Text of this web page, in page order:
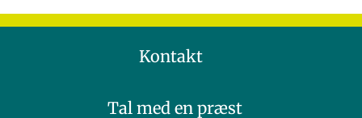
Kontakt
Tal med en præst